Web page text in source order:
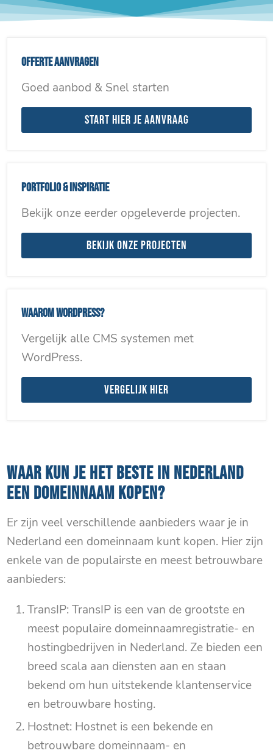
Offerte aanvragen
Goed aanbod & Snel starten
Start hier je aanvraag
Portfolio & inspiratie
Bekijk onze eerder opgeleverde projecten.
Bekijk onze projecten
Waarom WordPress?
Vergelijk alle CMS systemen met
WordPress.
Vergelijk hier
WAAR KUN JE HET BESTE IN NEDERLAND
EEN DOMEINNAAM KOPEN?
Er zijn veel verschillende aanbieders waar je in
Nederland een domeinnaam kunt kopen. Hier zijn
enkele van de populairste en meest betrouwbare
aanbieders:
TransIP: TransIP is een van de grootste en
meest populaire domeinnaamregistratie- en
hostingbedrijven in Nederland. Ze bieden een
breed scala aan diensten aan en staan
bekend om hun uitstekende klantenservice
en betrouwbare hosting.
Hostnet: Hostnet is een bekende en
betrouwbare domeinnaam- en